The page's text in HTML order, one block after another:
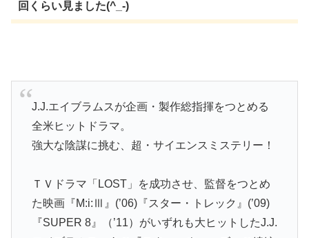
回くらい見ました(^_-)
J.J.エイブラムスが企画・製作総指揮をつとめる
全米ヒットドラマ。
強大な陰謀に挑む、超・サイエンスミステリー！
ＴＶドラマ「LOST」を成功させ、監督をつとめ
た映画『M:i:Ⅲ』(’06)『スター・トレック』(’09)
『SUPER 8』（’11）がいずれも大ヒットしたJ.J.